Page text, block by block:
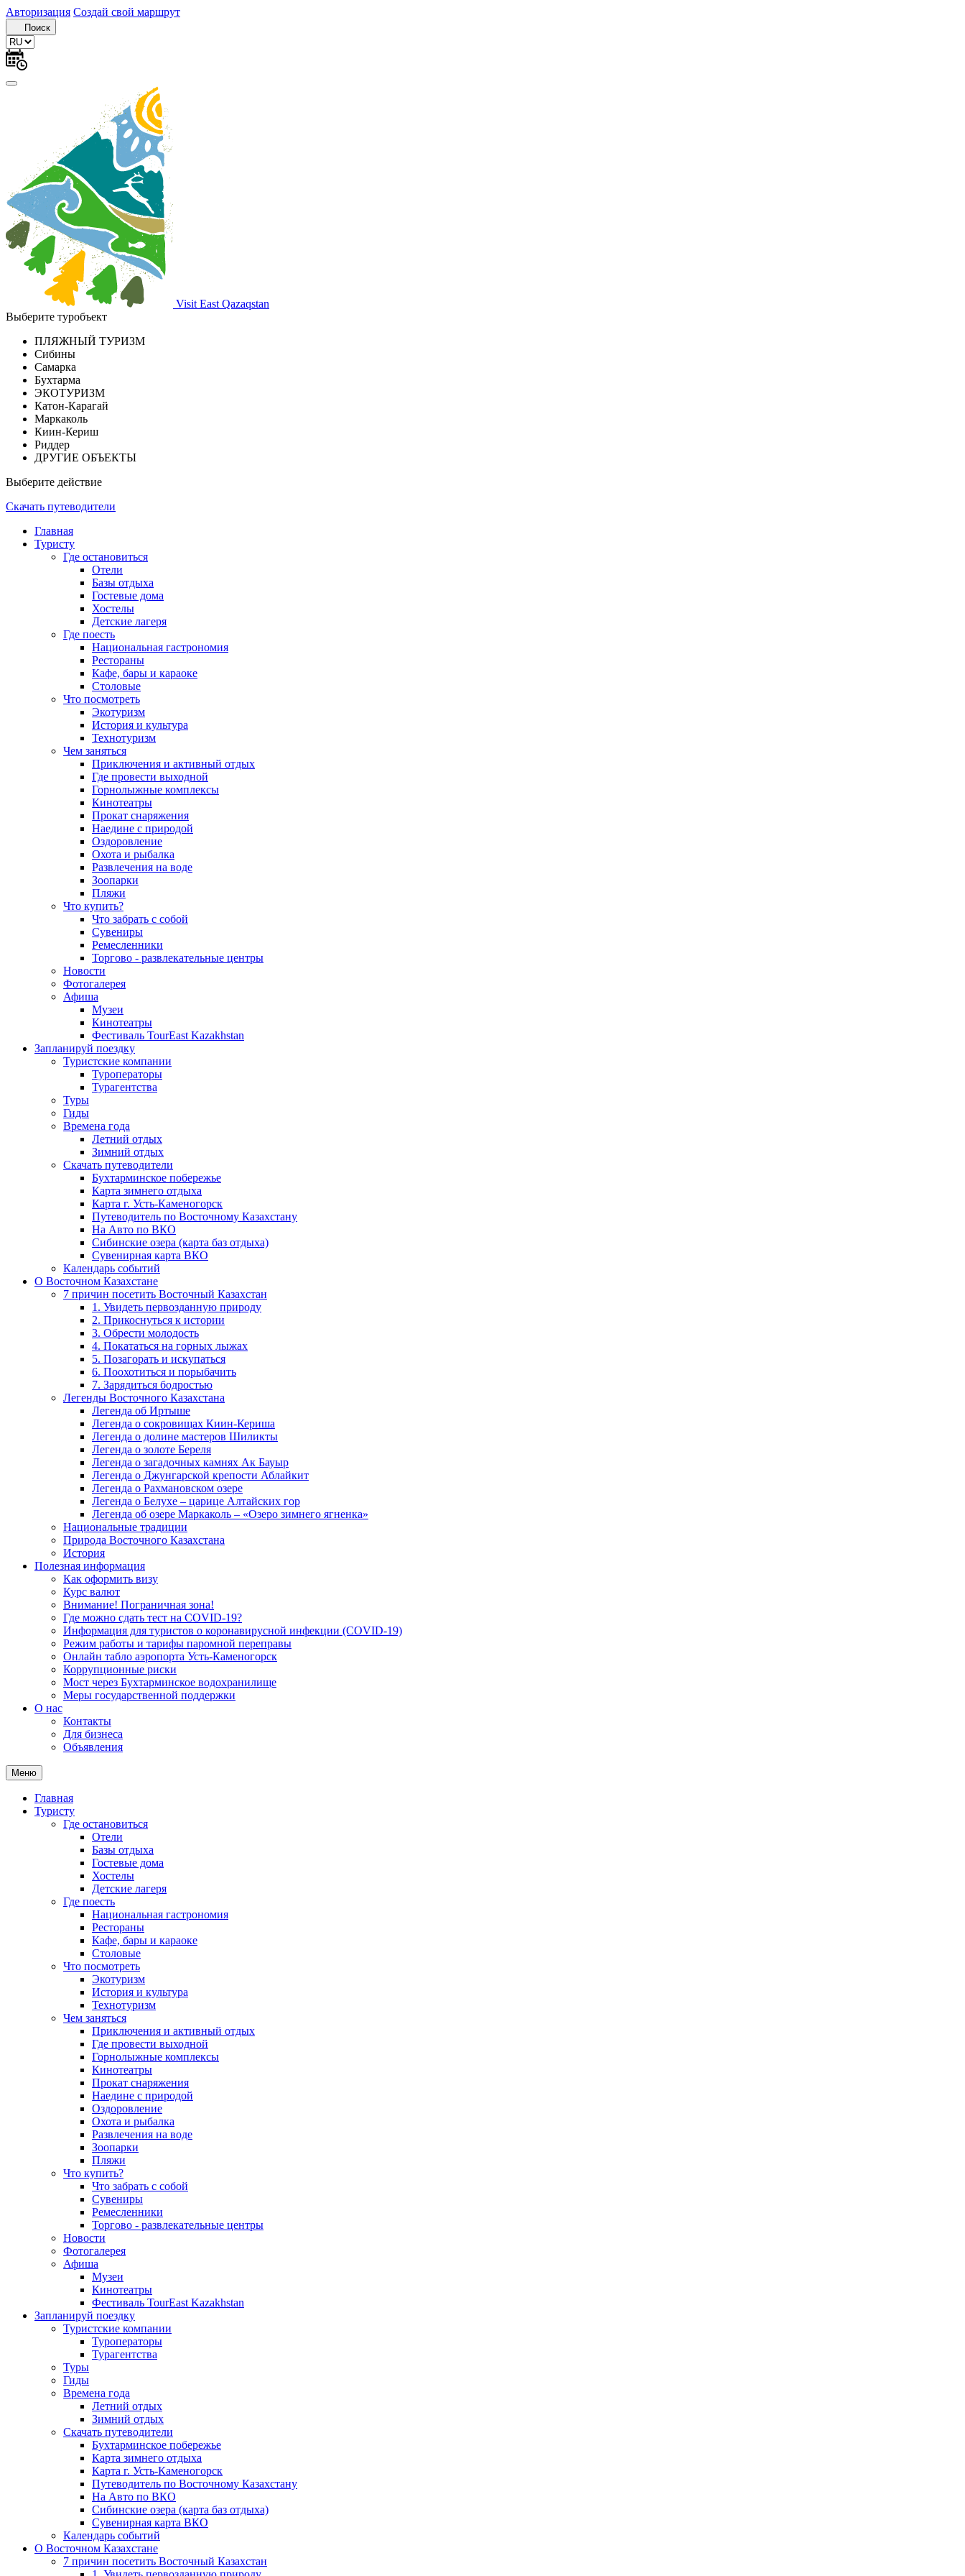
Авторизация Создай свой маршрут
Поиск
Visit East Qazaqstan
Выберите туробъект
ПЛЯЖНЫЙ ТУРИЗМ
Сибины
Самарка
Бухтарма
ЭКОТУРИЗМ
Катон-Карагай
Маркаколь
Киин-Кериш
Риддер
ДРУГИЕ ОБЪЕКТЫ
Выберите действие
Скачать путеводители
Главная
Туристу
Где остановиться
Отели
Базы отдыха
Гостевые дома
Хостелы
Детские лагеря
Где поесть
Национальная гастрономия
Рестораны
Кафе, бары и караоке
Столовые
Что посмотреть
Экотуризм
История и культура
Технотуризм
Чем заняться
Приключения и активный отдых
Где провести выходной
Горнолыжные комплексы
Кинотеатры
Прокат снаряжения
Наедине с природой
Оздоровление
Охота и рыбалка
Развлечения на воде
Зоопарки
Пляжи
Что купить?
Что забрать с собой
Сувениры
Ремесленники
Торгово - развлекательные центры
Новости
Фотогалерея
Афиша
Музеи
Кинотеатры
Фестиваль TourEast Kazakhstan
Запланируй поездку
Туристские компании
Туроператоры
Турагентства
Туры
Гиды
Времена года
Летний отдых
Зимний отдых
Скачать путеводители
Бухтарминское побережье
Карта зимнего отдыха
Карта г. Усть-Каменогорск
Путеводитель по Восточному Казахстану
На Авто по ВКО
Сибинские озера (карта баз отдыха)
Сувенирная карта ВКО
Календарь событий
О Восточном Казахстане
7 причин посетить Восточный Казахстан
1. Увидеть первозданную природу
2. Прикоснуться к истории
3. Обрести молодость
4. Покататься на горных лыжах
5. Позагорать и искупаться
6. Поохотиться и порыбачить
7. Зарядиться бодростью
Легенды Восточного Казахстана
Легенда об Иртыше
Легенда о сокровищах Киин-Кериша
Легенда о долине мастеров Шиликты
Легенда о золоте Береля
Легенда о загадочных камнях Ак Бауыр
Легенда о Джунгарской крепости Аблайкит
Легенда о Рахмановском озере
Легенда о Белухе – царице Алтайских гор
Легенда об озере Маркаколь – «Озеро зимнего ягненка»
Национальные традиции
Природа Восточного Казахстана
История
Полезная информация
Как оформить визу
Курс валют
Внимание! Пограничная зона!
Где можно сдать тест на COVID-19?
Информация для туристов о коронавирусной инфекции (COVID-19)
Режим работы и тарифы паромной переправы
Онлайн табло аэропорта Усть-Каменогорск
Коррупционные риски
Мост через Бухтарминское водохранилище
Меры государственной поддержки
О нас
Контакты
Для бизнеса
Объявления
Меню
Главная
Туристу
Где остановиться
Отели
Базы отдыха
Гостевые дома
Хостелы
Детские лагеря
Где поесть
Национальная гастрономия
Рестораны
Кафе, бары и караоке
Столовые
Что посмотреть
Экотуризм
История и культура
Технотуризм
Чем заняться
Приключения и активный отдых
Где провести выходной
Горнолыжные комплексы
Кинотеатры
Прокат снаряжения
Наедине с природой
Оздоровление
Охота и рыбалка
Развлечения на воде
Зоопарки
Пляжи
Что купить?
Что забрать с собой
Сувениры
Ремесленники
Торгово - развлекательные центры
Новости
Фотогалерея
Афиша
Музеи
Кинотеатры
Фестиваль TourEast Kazakhstan
Запланируй поездку
Туристские компании
Туроператоры
Турагентства
Туры
Гиды
Времена года
Летний отдых
Зимний отдых
Скачать путеводители
Бухтарминское побережье
Карта зимнего отдыха
Карта г. Усть-Каменогорск
Путеводитель по Восточному Казахстану
На Авто по ВКО
Сибинские озера (карта баз отдыха)
Сувенирная карта ВКО
Календарь событий
О Восточном Казахстане
7 причин посетить Восточный Казахстан